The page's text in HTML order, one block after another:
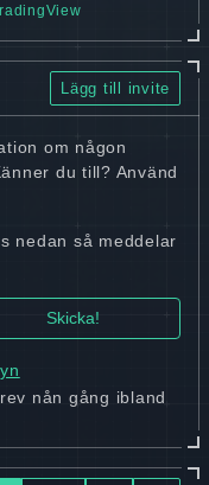
Lägg till invite
om någon
du till? Använd
nedan så meddelar
nån gång ibland